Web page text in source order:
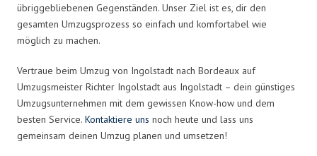
übriggebliebenen Gegenständen. Unser Ziel ist es, dir den
gesamten Umzugsprozess so einfach und komfortabel wie
möglich zu machen.
Vertraue beim Umzug von Ingolstadt nach Bordeaux auf
Umzugsmeister Richter Ingolstadt aus Ingolstadt – dein günstiges
Umzugsunternehmen mit dem gewissen Know-how und dem
besten Service. Kontaktiere uns noch heute und lass uns
gemeinsam deinen Umzug planen und umsetzen!